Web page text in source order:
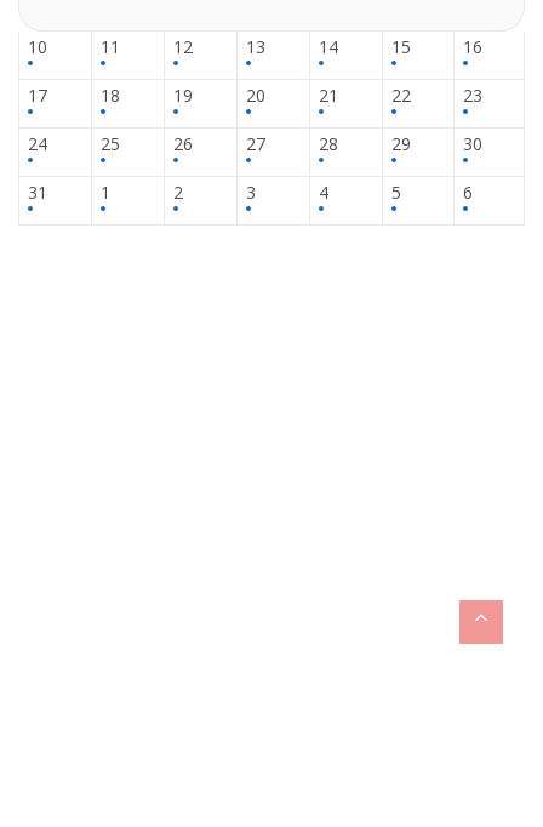
10 11 12 13 14 15 16
17 18 19 20 21 22 23
24 25 26 27 28 29 30
31 1 2 3 4 5 6